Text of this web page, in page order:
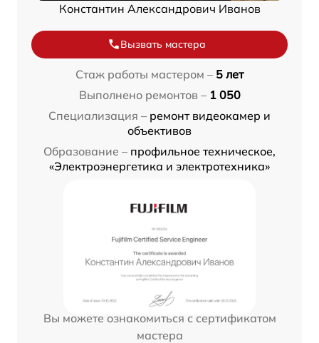
Константин Александрович Иванов
Вызвать мастера
Стаж работы мастером – 5 лет
Выполнено ремонтов – 1 050
Специализация – ремонт видеокамер и
объективов
Образование – профильное техническое,
«Электроэнергетика и электротехника»
Вы можете ознакомиться с сертификатом
мастера